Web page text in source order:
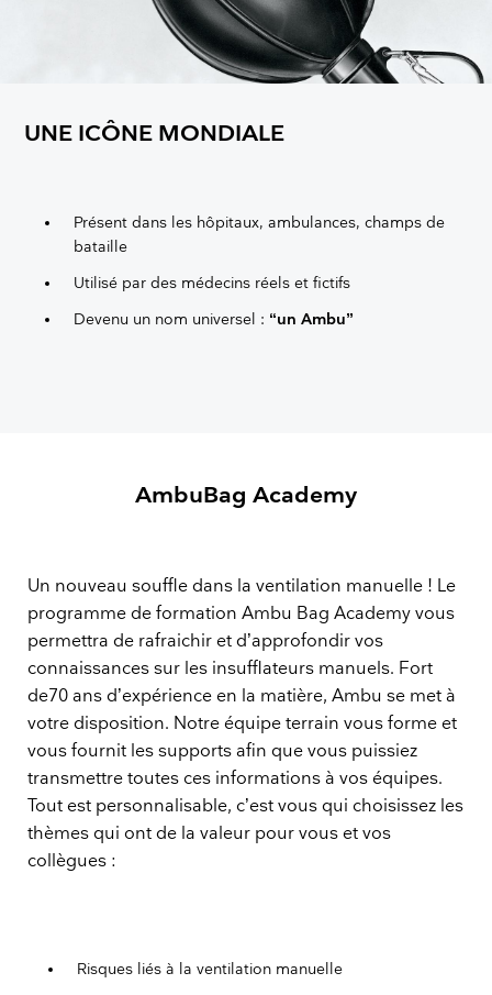
UNE ICÔNE MONDIALE
Présent dans les hôpitaux, ambulances, champs de
bataille
Utilisé par des médecins réels et fictifs
Devenu un nom universel : “un Ambu”
AmbuBag Academy
Un nouveau souffle dans la ventilation manuelle ! Le
programme de formation Ambu Bag Academy vous
permettra de rafraichir et d’approfondir vos
connaissances sur les insufflateurs manuels. Fort
de70 ans d’expérience en la matière, Ambu se met à
votre disposition. Notre équipe terrain vous forme et
vous fournit les supports afin que vous puissiez
transmettre toutes ces informations à vos équipes.
Tout est personnalisable, c’est vous qui choisissez les
thèmes qui ont de la valeur pour vous et vos
collègues :
Risques liés à la ventilation manuelle